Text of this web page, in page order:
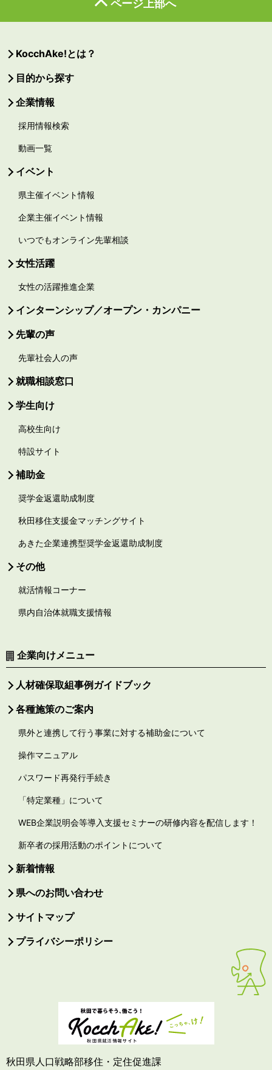
ページ上部へ
KocchAke!とは？
目的から探す
企業情報
採用情報検索
動画一覧
イベント
県主催イベント情報
企業主催イベント情報
いつでもオンライン先輩相談
女性活躍
女性の活躍推進企業
インターンシップ／オープン・カンパニー
先輩の声
先輩社会人の声
就職相談窓口
学生向け
高校生向け
特設サイト
補助金
奨学金返還助成制度
秋田移住支援金マッチングサイト
あきた企業連携型奨学金返還助成制度
その他
就活情報コーナー
県内自治体就職支援情報
企業向けメニュー
人材確保取組事例ガイドブック
各種施策のご案内
県外と連携して行う事業に対する補助金について
操作マニュアル
パスワード再発行手続き
「特定業種」について
WEB企業説明会等導入支援セミナーの研修内容を配信します！
新卒者の採用活動のポイントについて
新着情報
県へのお問い合わせ
サイトマップ
プライバシーポリシー
秋田県人口戦略部移住・定住促進課